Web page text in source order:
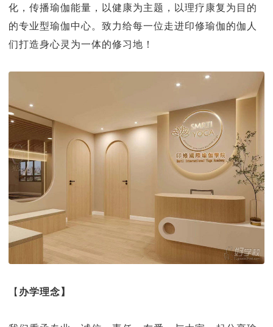
化，传播瑜伽能量，以健康为主题，以理疗康复为目的
的专业型瑜伽中心。致力给每一位走进印修瑜伽的伽人
们打造身心灵为一体的修习地！
【 办学理念】